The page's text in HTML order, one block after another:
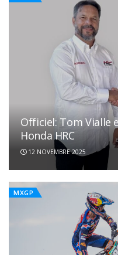
Officiel: Tom Vialle
Honda HRC
12 NOVEMBRE 2025
MXGP